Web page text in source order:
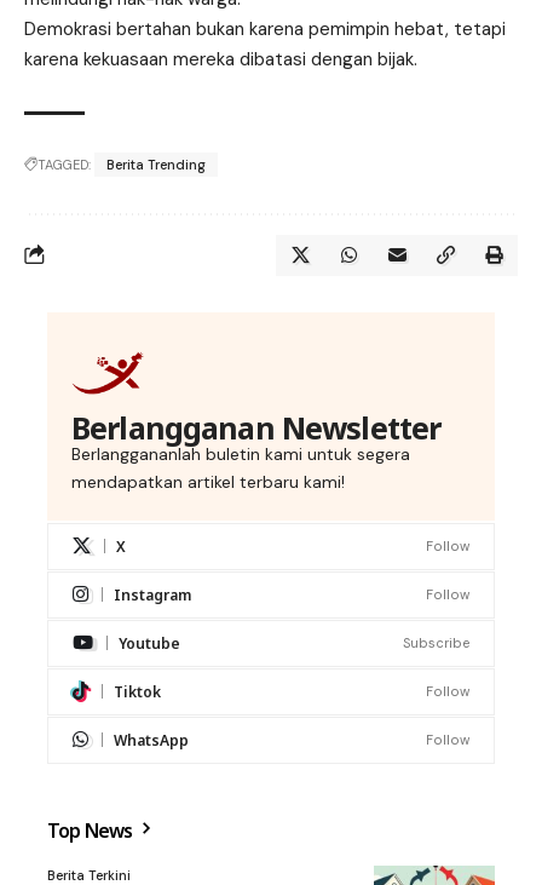
Demokrasi bertahan bukan karena pemimpin hebat, tetapi
karena kekuasaan mereka dibatasi dengan bijak.
TAGGED: Berita Trending
Berlangganan Newsletter
Berlanggananlah buletin kami untuk segera
mendapatkan artikel terbaru kami!
X Follow
Instagram Follow
Youtube Subscribe
Tiktok Follow
WhatsApp Follow
Top News
Berita Terkini